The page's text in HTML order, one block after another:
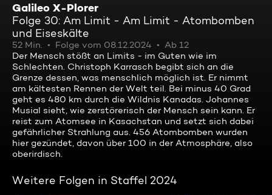
Galileo X-Plorer
Folge 30: Am Limit - Am Limit - Atombomben
und Eiseskälte
52 Min. Folge vom 08.12.2024
Ab 12
Der Mensch stößt an Limits - im Guten wie im
Schlechten. Christoph Karrasch begibt sich an die
Grenze dessen, was menschlich möglich ist. Er nimmt
am kältesten Rennen der Welt teil. Bei minus 40 Grad
geht es 480 km durch die Wildnis Kanadas. Johannes
Musial sieht, wie zerstörerisch der Mensch sein kann. Er
reist zum Atomsee in Kasachstan und setzt sich dabei
gefährlicher Strahlung aus. 456 Atombomben wurden
hier gezündet, davon über 100 in der Atmosphäre, also
oberirdisch.
Weitere Folgen in Staffel 2024